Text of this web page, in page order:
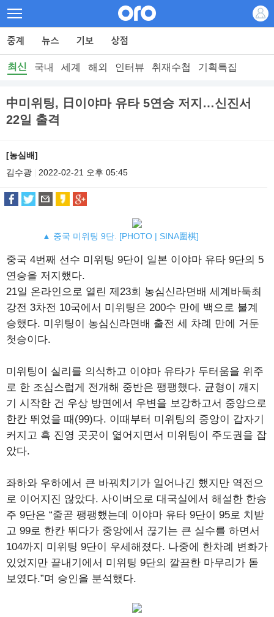
최신 국내 세계 해외 인터뷰 취재수첩 기획특집
中미위팅, 日이야마 유타 5연승 저지…신진서
22일 출격
[농심배]
김수광
2022-02-21 오후 05:45
▲ 중국 미위팅 9단. [PHOTO | SINA圍棋]
중국 4번째 선수 미위팅 9단이 일본 이야마 유타 9단의 5
연승을 저지했다.
21일 온라인으로 열린 제23회 농심신라면배 세계바둑최
강전 3차전 10국에서 미위팅은 200수 만에 백으로 불계
승했다. 미위팅이 농심신라면배 출전 세 차례 만에 거둔
첫승이다.
미위팅이 실리를 의식하고 이야마 유타가 두터움을 위주
로 한 조심스럽게 전개해 중반은 팽팽했다. 균형이 깨지
기 시작한 건 우상 방면에서 우변을 보강하고서 중앙으로
한칸 뛰었을 때(99)다. 이때부터 미위팅의 중앙이 갑자기
커지고 흑 진영 곳곳이 엷어지면서 미위팅이 주도권을 잡
았다.
좌하와 우하에서 큰 바꿔치기가 일어나긴 했지만 역전으
로 이어지진 않았다. 사이버오로 대국실에서 해설한 한승
주 9단은 “줄곧 팽팽했는데 이야마 유타 9단이 95로 치받
고 99로 한칸 뛰다가 중앙에서 끊기는 큰 실수를 하면서
104까지 미위팅 9단이 우세해졌다. 나중에 한차례 변화가
있었지만 끝내기에서 미위팅 9단의 깔끔한 마무리가 돋
보였다.”며 승인을 분석했다.